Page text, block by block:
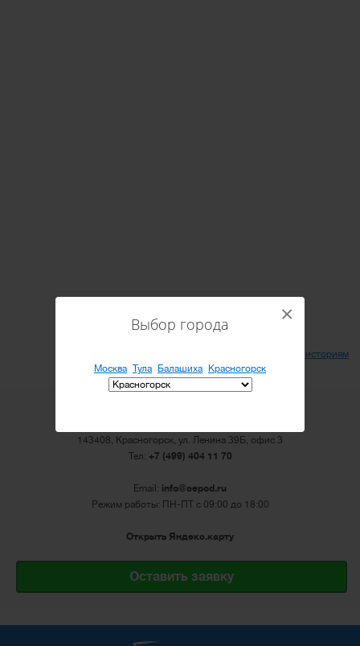
Выбор города
Москва Тула Балашиха Красногорск
×
Вернуться ко всем историям
143408, Красногорск, ул. Ленина 39Б, офис 3
Тел: +7 (499) 404 11 70
Email: info@cepod.ru
Режим работы: ПН-ПТ с 09:00 до 18:00
Открыть Яндекс.карту
Оставить заявку